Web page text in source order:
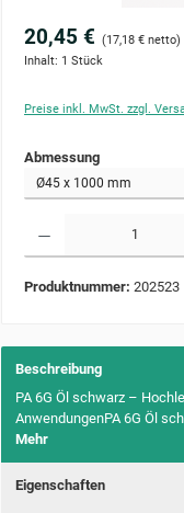
20,45 € (17,18 € netto)
Inhalt: 1 Stück
Preise inkl. MwSt. zzgl.
Abmessungauswählen
Produktnummer: 202523
Beschreibung
PA 6G Öl schwarz –
AnwendungenPA 6G Öl
Mehr
Eigenschaften